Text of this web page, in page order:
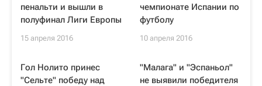
пенальти и вышли в
полуфинал Лиги Европы
15 апреля 2016
чемпионате Испании по
футболу
10 апреля 2016
Гол Нолито принес
"Сельте" победу над
"Малага" и "Эспаньол"
не выявили победителя